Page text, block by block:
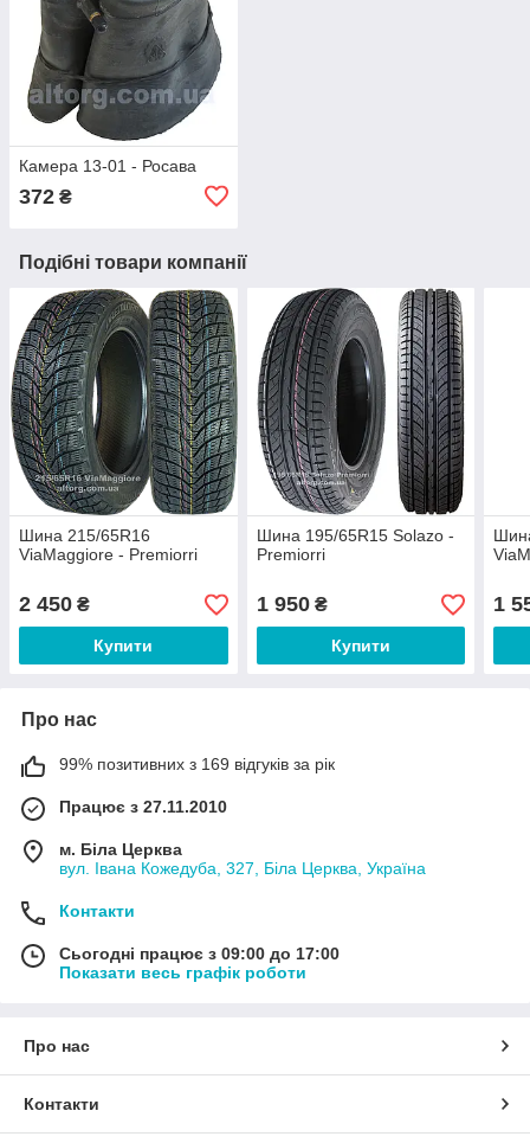
Камера 13-01 - Росава
372 ₴
Подібні товари компанії
Шина 215/65R16
ViaMaggiore - Premiorri
2 450 ₴
Купити
Шина 195/65R15 Solazo -
Premiorri
1 950₴
Купити
1
Про нас
99% позитивних з 169 відгуків за рік
Працює з 27.11.2010
м. Біла Церква
вул. Івана Кожедуба, 327, Біла Церква, Україна
Контакти
Сьогодні працює з 09:00 до 17:00
Показати весь графік роботи
Про нас
Контакти